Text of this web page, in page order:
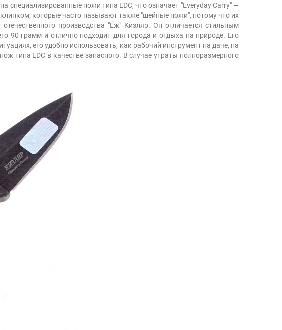
специализированные ножи типа EDC, что означает "Everyday Carry" —
которые часто называют также "шейные ножи", потому что их
производства "Ёж" Кизляр. Он отличается стильным
90 грамм и отлично подходит для города и отдыха на природе. Его
его удобно использовать, как рабочий инструмент на даче, на
типа EDC в качестве запасного. В случае утраты полноразмерного